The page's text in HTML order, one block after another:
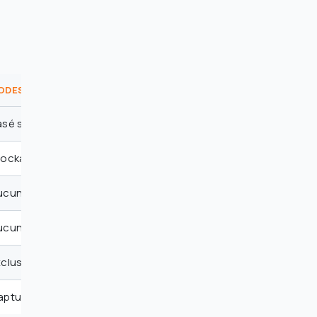
sur captures d’écran
basique de captures
à
rapides de code